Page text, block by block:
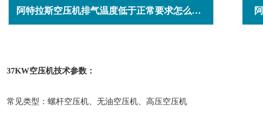
阿特拉斯空压机排气温度低于正常要求怎么回事(主要原因与解决办法)
37KW空压机技术参数：
常见类型：螺杆空压机、无油空压机、高压空压机